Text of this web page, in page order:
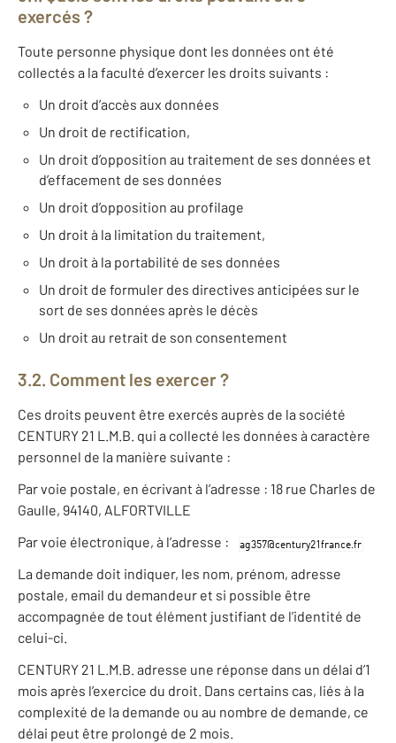
exercés ?
Toute personne physique dont les données ont été
collectés a la faculté d’exercer les droits suivants :
Un droit d’accès aux données
Un droit de rectification,
Un droit d’opposition au traitement de ses données et
d’effacement de ses données
Un droit d’opposition au profilage
Un droit à la limitation du traitement,
Un droit à la portabilité de ses données
Un droit de formuler des directives anticipées sur le
sort de ses données après le décès
Un droit au retrait de son consentement
3.2. Comment les exercer ?
Ces droits peuvent être exercés auprès de la société
CENTURY 21 L.M.B. qui a collecté les données à caractère
personnel de la manière suivante :
Par voie postale, en écrivant à l’adresse : 18 rue Charles de
Gaulle, 94140, ALFORTVILLE
Par voie électronique, à l’adresse :
La demande doit indiquer, les nom, prénom, adresse
postale, email du demandeur et si possible être
accompagnée de tout élément justifiant de l’identité de
celui-ci.
CENTURY 21 L.M.B. adresse une réponse dans un délai d’1
mois après l’exercice du droit. Dans certains cas, liés à la
complexité de la demande ou au nombre de demande, ce
délai peut être prolongé de 2 mois.